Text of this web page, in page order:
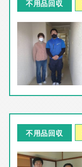
不用品回収
不用品回収